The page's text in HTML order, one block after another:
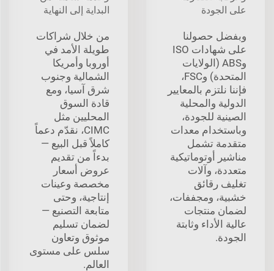
على الجودة
وبفضل حصولنا
على شهادات ISO
وABS (الولايات
المتحدة) وFSC،
فإننا نلتزم بالمعايير
الدولية والمحلية
الصينية للجودة،
وباستخدام معدات
متقدمة تشمل
مناشير أوتوماتيكية
متعددة، وآلات
تغليف رقائق
خشبية، ومجففات،
لضمان منتجات
عالية الأداء وثابتة
الجودة.
البداية إلى النهاية
من خلال شراكات
طويلة الأمد في
أوروبا وأمريكا
الشمالية وجنوب
شرق آسيا، ومع
قادة السوق
المحليين مثل
CIMC، نقدّم دعماً
كاملاً قبل البيع —
بدءاً من تقديم
عروض أسعار
مخصصة وعينات
إنتاجية، وحتى
متابعة التصنيع —
لضمان تسليم
موثوق وتعاون
سلس على مستوى
العالم.